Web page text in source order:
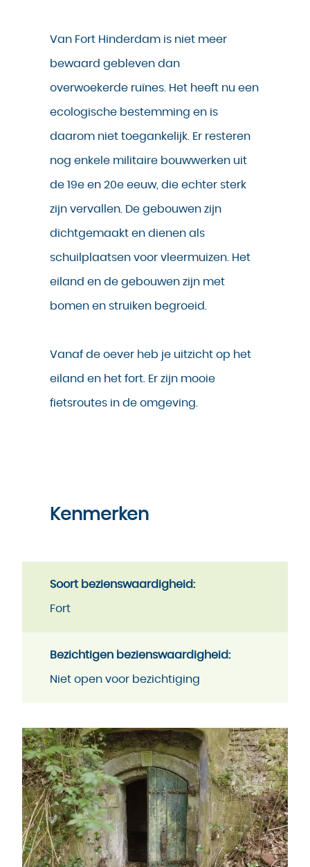
Van Fort Hinderdam is niet meer
bewaard gebleven dan
overwoekerde ruïnes. Het heeft nu een
ecologische bestemming en is
daarom niet toegankelijk. Er resteren
nog enkele militaire bouwwerken uit
de 19e en 20e eeuw, die echter sterk
zijn vervallen. De gebouwen zijn
dichtgemaakt en dienen als
schuilplaatsen voor vleermuizen. Het
eiland en de gebouwen zijn met
bomen en struiken begroeid.
Vanaf de oever heb je uitzicht op het
eiland en het fort. Er zijn mooie
fietsroutes in de omgeving.
Kenmerken
Soort bezienswaardigheid:
Fort
Bezichtigen bezienswaardigheid:
Niet open voor bezichtiging